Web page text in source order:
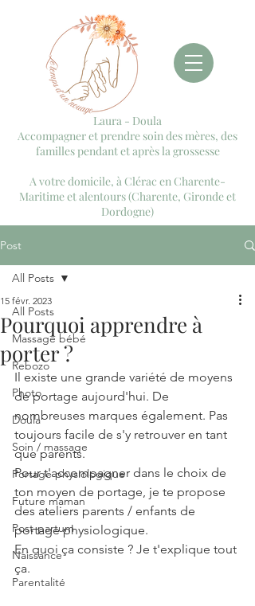
Laura - Doula
Accompagner et prendre soin des mères, des
familles pendant et après la grossesse
A votre domicile, à Clérac en Charente-
Maritime et alentours (Charente, Gironde et
Dordogne)
Post
All Posts
Massage bébé
Rebozo
Photo
Doula
Soin / massage
Portage physiologique
Future maman
Post-partum
Naissance
Parentalité
All Posts
Pourquoi apprendre à
porter ?
15 févr. 2023
Il existe une grande variété de moyens
de portage aujourd'hui. De
nombreuses marques également. Pas
toujours facile de s'y retrouver en tant
que parents.
Pour t'accompagner dans le choix de
ton moyen de portage, je te propose
des ateliers parents / enfants de
portage physiologique.
En quoi ça consiste ? Je t'explique tout
ça.